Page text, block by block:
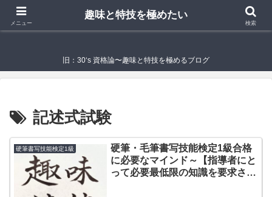
趣味と特技を極めたい
旧：30‘s 資格論〜趣味と特技を極めるブログ
記述式試験
硬筆書写技能検定1級
硬筆・毛筆書写技能検定1級合格
に必要なマインド～【指導者にと
って必要最低限の知識を要求され
メニュー
趣味と特技を極めたい
検索